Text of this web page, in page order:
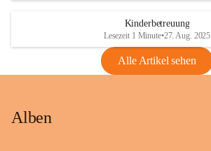
Kinderbetreuung
Lesezeit 1 Minute•27. Aug. 2025
Alle Artikel sehen
Alben